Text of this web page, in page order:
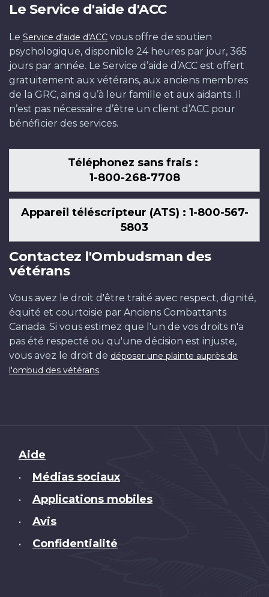
Le Service d'aide d'ACC
Le Service d'aide d'ACC vous offre de soutien
psychologique, disponible 24 heures par jour, 365
jours par année. Le Service d’aide d’ACC est offert
gratuitement aux vétérans, aux anciens membres
de la GRC, ainsi qu’à leur famille et aux aidants. Il
n’est pas nécessaire d’être un client d’ACC pour
bénéficier des services.
Téléphonez sans frais :
1-800-268-7708
Appareil téléscripteur (ATS) : 1-800-567-
5803
Contactez l'Ombudsman des
vétérans
Vous avez le droit d'être traité avec respect, dignité,
équité et courtoisie par Anciens Combattants
Canada. Si vous estimez que l'un de vos droits n'a
pas été respecté ou qu'une décision est injuste,
vous avez le droit de déposer une plainte auprès de
l'ombud des vétérans.
Brand
Aide
• Médias sociaux
• Applications mobiles
• Avis
• Confidentialité